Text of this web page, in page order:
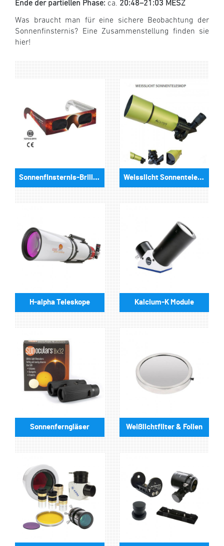
Ende der partiellen Phase: ca. 20:48–21:03 MESZ
Was braucht man für eine sichere Beobachtung der
Sonnenfinsternis? Eine Zusammenstellung finden sie
hier!
Sonnenfinsternis-Brillen Weisslicht Sonnenteleskope
H-alpha Teleskope Kalcium-K Module
Sonnenferngläser Weißlichtfilter & Folien